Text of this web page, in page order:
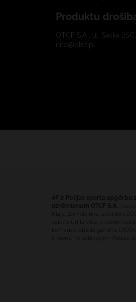
Produktu
OTCF S.A., ul. Saska
info@otcf.pl